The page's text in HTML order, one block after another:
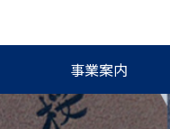
事業案内